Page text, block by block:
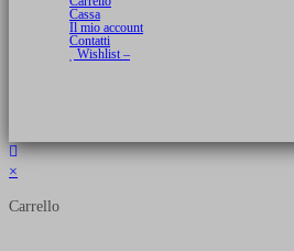
Cassa
Il mio account
Contatti
Wishlist –
×
Carrello